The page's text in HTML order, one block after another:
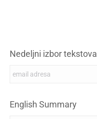
Nedeljni izbor tekstova
English Summary